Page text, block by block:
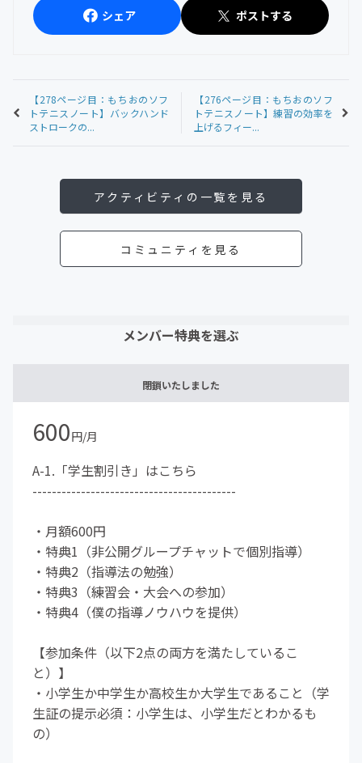
シェア ポストする
【278ページ目：もちおのソフ
トテニスノート】バックハンド
ストロークの...
【276ページ目：もちおのソフ
トテニスノート】練習の効率を
上げるフィー...
アクティビティの一覧を見る
コミュニティを見る
メンバー特典を選ぶ
閉鎖いたしました
600円/月
A-1.「学生割引き」はこちら
------------------------------------------
・月額600円
・特典1（非公開グループチャットで個別指導）
・特典2（指導法の勉強）
・特典3（練習会・大会への参加）
・特典4（僕の指導ノウハウを提供）
【参加条件（以下2点の両方を満たしているこ
と）】
・小学生か中学生か高校生か大学生であること（学
生証の提示必須：小学生は、小学生だとわかるも
の）